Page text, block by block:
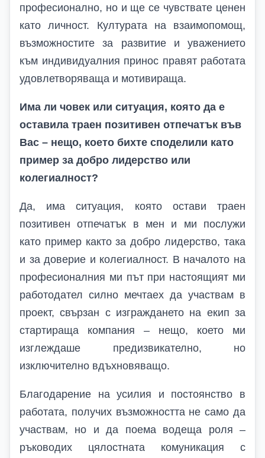
професионално, но и ще се чувствате ценен
като личност. Културата на взаимопомощ,
възможностите за развитие и уважението
към индивидуалния принос правят работата
удовлетворяваща и мотивираща.
Има ли човек или ситуация, която да е
оставила траен позитивен отпечатък във
Вас – нещо, което бихте споделили като
пример за добро лидерство или
колегиалност?
Да, има ситуация, която остави траен
позитивен отпечатък в мен и ми послужи
като пример както за добро лидерство, така
и за доверие и колегиалност. В началото на
професионалния ми път при настоящият ми
работодател силно мечтаех да участвам в
проект, свързан с изграждането на екип за
стартираща компания – нещо, което ми
изглеждаше предизвикателно, но
изключително вдъхновяващо.
Благодарение на усилия и постоянство в
работата, получих възможността не само да
участвам, но и да поема водеща роля –
ръководих цялостната комуникация с